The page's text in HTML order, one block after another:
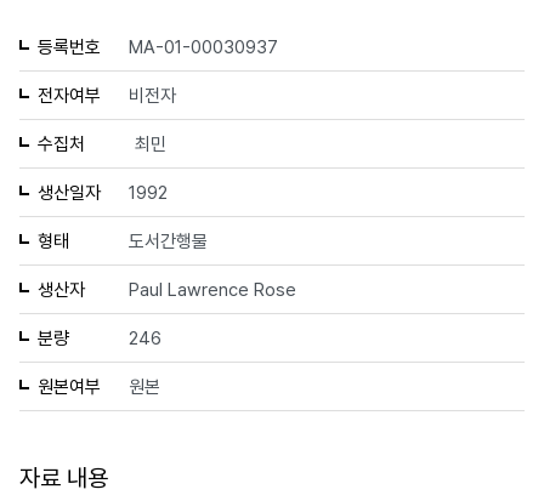
등록번호 MA-01-00030937
전자여부 비전자
수집처 최민
생산일자 1992
형태 도서간행물
생산자 Paul Lawrence Rose
분량 246
원본여부 원본
자료 내용